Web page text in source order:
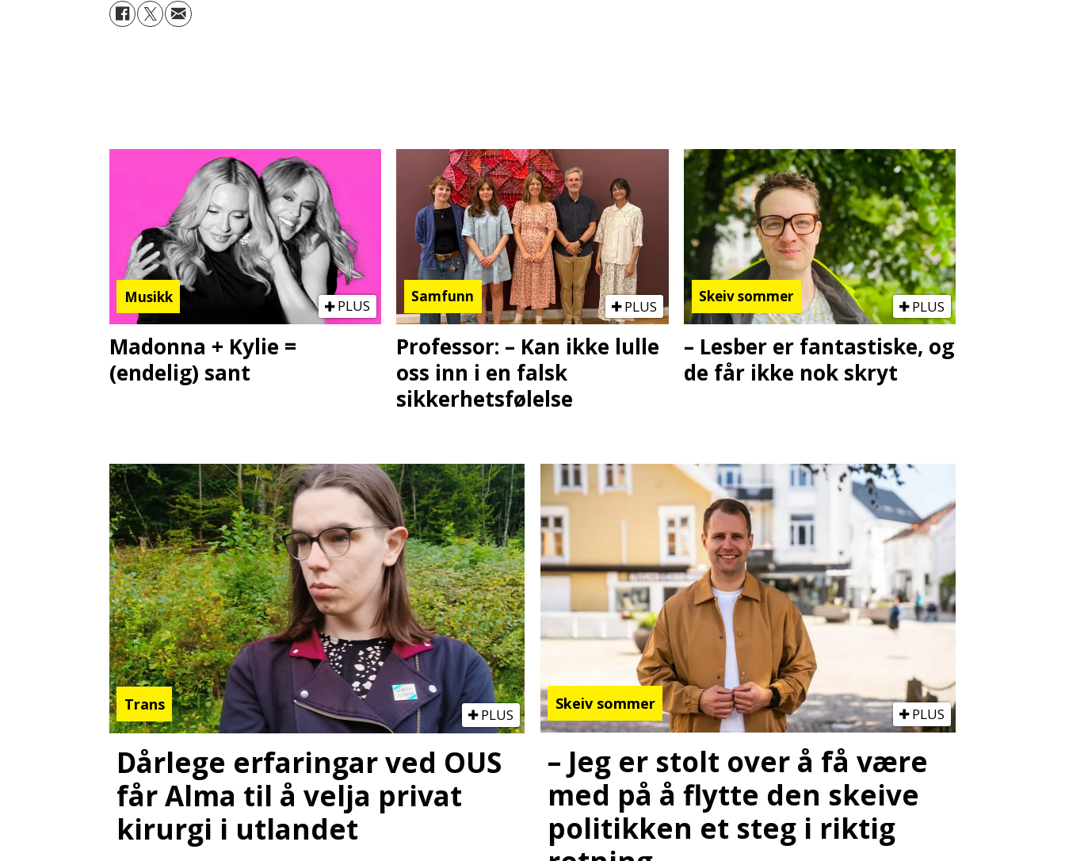
Musikk
PLUS
Madonna + Kylie =
(endelig) sant
Samfunn
PLUS
Professor: – Kan ikke lulle
oss inn i en falsk
sikkerhetsfølelse
Skeiv sommer
PLUS
– Lesber er fantastiske, og
de får ikke nok skryt
Trans
PLUS
Dårlege erfaringar ved OUS
får Alma til å velja privat
kirurgi i utlandet
Skeiv sommer
PLUS
– Jeg er stolt over å få være
med på å flytte den skeive
politikken et steg i riktig